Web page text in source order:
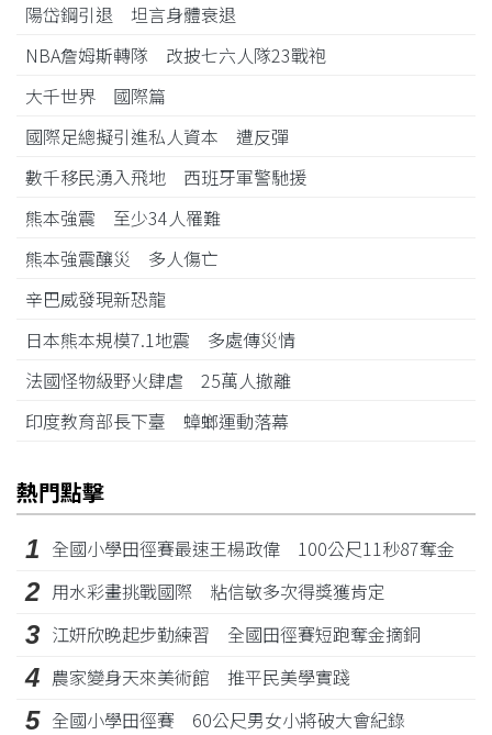
陽岱鋼引退 坦言身體衰退
NBA詹姆斯轉隊 改披七六人隊23戰袍
大千世界 國際篇
國際足總擬引進私人資本 遭反彈
數千移民湧入飛地 西班牙軍警馳援
熊本強震 至少34人罹難
熊本強震釀災 多人傷亡
辛巴威發現新恐龍
日本熊本規模7.1地震 多處傳災情
法國怪物級野火肆虐 25萬人撤離
印度教育部長下臺 蟑螂運動落幕
熱門點擊
1 全國小學田徑賽最速王楊政偉 100公尺11秒87奪金
2 用水彩畫挑戰國際 粘信敏多次得獎獲肯定
3 江姸欣晚起步勤練習 全國田徑賽短跑奪金摘銅
4 農家變身天來美術館 推平民美學實踐
5 全國小學田徑賽 60公尺男女小將破大會紀錄